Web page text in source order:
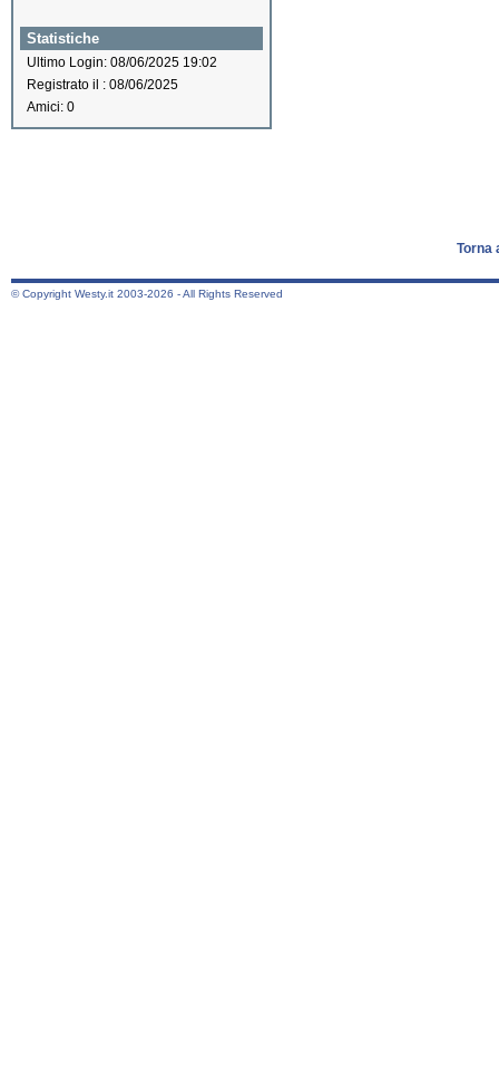
Statistiche
Ultimo Login: 08/06/2025 19:02
Registrato il : 08/06/2025
Amici: 0
Torna
© Copyright Westy.it 2003-2026 - All Rights Reserved